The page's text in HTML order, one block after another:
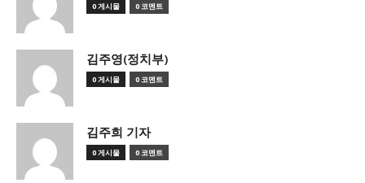
0 게시물 0 코멘트
김주영(정치부)
0 게시물 0 코멘트
김주희 기자
0 게시물 0 코멘트